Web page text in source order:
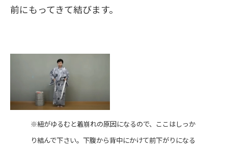
前にもってきて結びます。
※紐がゆるむと着崩れの原因になるので、ここはしっか
り結んで下さい。下腹から背中にかけて前下がりになる